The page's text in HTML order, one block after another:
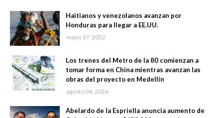
Haitianos y venezolanos avanzan por
Honduras para llegar a EE.UU.
mayo 17, 2022
Los trenes del Metro de la 80 comienzan a
tomar forma en China mientras avanzan las
obras del proyecto en Medellín
agosto 04, 2026
Abelardo de la Espriella anuncia aumento de